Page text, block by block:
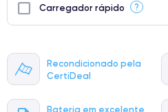
Recondicionado pela
CertiDeal
Bateria em excelente
Carregador rápido ?